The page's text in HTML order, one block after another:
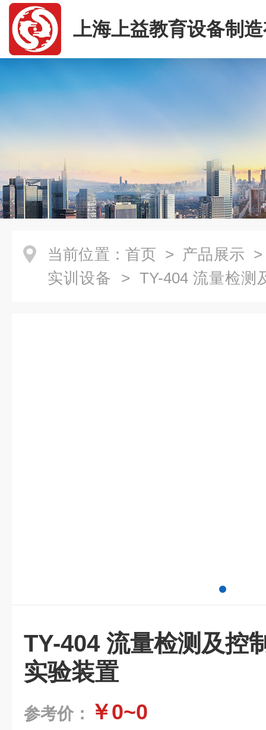
上海上益教育设备制
司
当前位置： 首页 > 产品展示
实训设备 > TY-404 流量检测
TY-404 流量检测及控
实验装置
参考价： ￥0~0